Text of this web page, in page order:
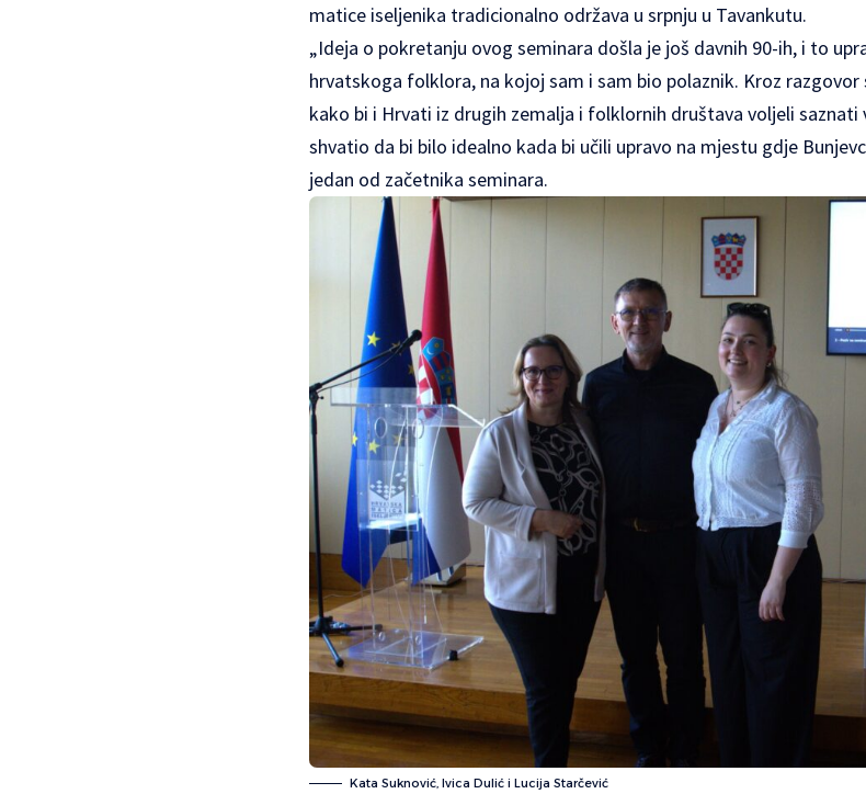
matice iseljenika tradicionalno održava u srpnju u Tavankutu.
„Ideja o pokretanju ovog seminara došla je još davnih 90-ih, i to
hrvatskoga folklora, na kojoj sam i sam bio polaznik. Kroz
kako bi i Hrvati iz drugih zemalja i folklornih društava voljeli
shvatio da bi bilo idealno kada bi učili upravo na mjestu gdje
jedan od začetnika seminara.
Kata Suknović, Ivica Dulić i Lucija Starčević